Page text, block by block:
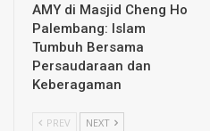
AMY di Masjid Cheng Ho
Palembang: Islam
Tumbuh Bersama
Persaudaraan dan
Keberagaman
PREV NEXT